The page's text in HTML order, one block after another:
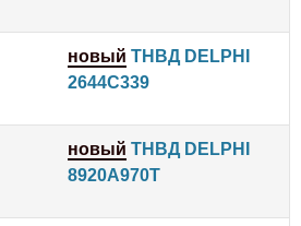
новый ТНВД DELPHI
2644C339
новый ТНВД DELPHI
8920A970T